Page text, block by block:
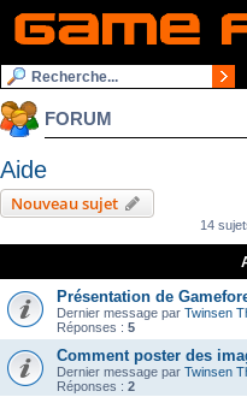
FORUM
Aide
Nouveau sujet
14
Présentation de
Dernier message par Twinsen
Réponses : 5
Comment poster des
Dernier message par Twinsen
Réponses : 2